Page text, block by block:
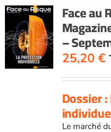
Face au
–
25,20 €
Dossier
Le marché